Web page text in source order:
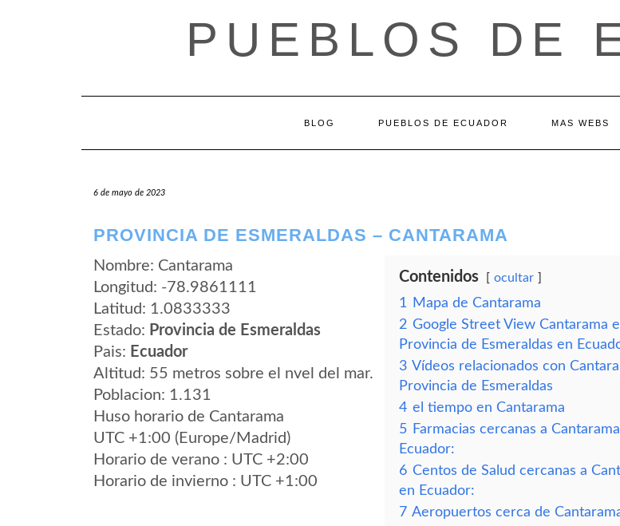
PUEBLOS DE
BLOG PUEBLOS DE ECUADOR MAS WEBS
6 de mayo de 2023
PROVINCIA DE ESMERALDAS – CANTARAMA
Nombre: Cantarama
Longitud: -78.9861111
Latitud: 1.0833333
Estado: Provincia de Esmeraldas
Pais: Ecuador
Altitud: 55 metros sobre el nvel del mar.
Poblacion: 1.131
Huso horario de Cantarama
UTC +1:00 (Europe/Madrid)
Horario de verano : UTC +2:00
Horario de invierno : UTC +1:00
Contenidos ocultar
1
Mapa de Cantarama
2 Google Street View Cantarama
Provincia de Esmeraldas en
3 Vídeos relacionados con
Provincia de Esmeraldas
4 el tiempo en Cantarama
5 Farmacias cercanas a
Ecuador:
6 Centos de Salud cercanas a
en Ecuador:
7 Aeropuertos cerca de